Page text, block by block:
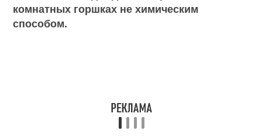
комнатных горшках не химическим
способом.